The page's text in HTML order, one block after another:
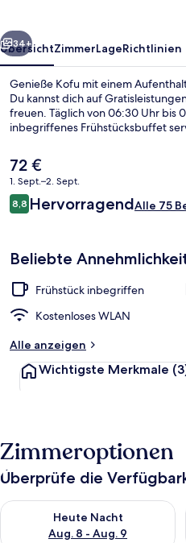
Weiter
34+
ÜbersichtZimmerLageRichtlinien
Genieße Kofu mit einem
Du kannst dich auf
freuen. Täglich von 06:30 Uhr bis
inbegriffenes Frühstücksbuffet
Der
aktuelle
Preis
beträgt
72 €
1. Sept.–2. Sept.
Bewertungen
8,88,8 von 10.
HervorragendAlle 75
Beliebte
Frühstück inbegriffen
Kostenloses WLAN
Alle anzeigen
Wichtigste Merkmale
Zimmeroptionen
Überprüfe die
Heute Nacht
Aug. 8 - Aug. 9
Überprüfe die Verfügbarkeit